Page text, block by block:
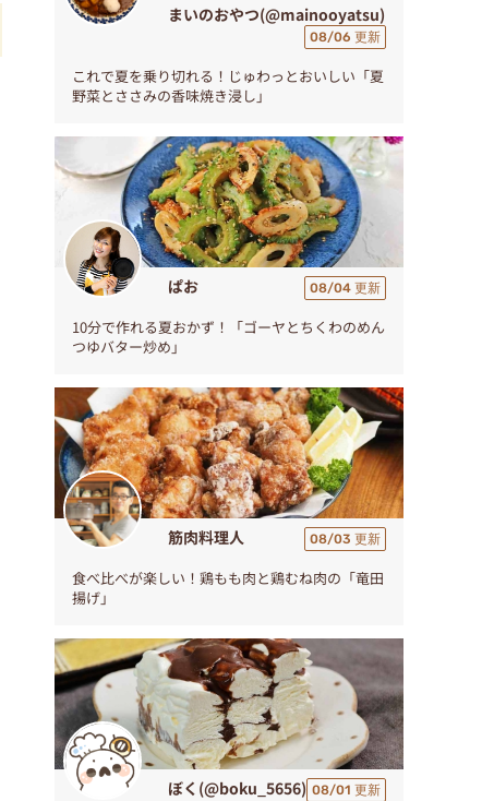
まいのおやつ(@mainooyatsu)
08/06 更新
これで夏を乗り切れる！じゅわっとおいしい「夏
野菜とささみの香味焼き浸し」
ぱお 08/04 更新
10分で作れる夏おかず！「ゴーヤとちくわのめん
つゆバター炒め」
筋肉料理人 08/03 更新
食べ比べが楽しい！鶏もも肉と鶏むね肉の「竜田
揚げ」
ぼく(@boku_5656) 08/01 更新